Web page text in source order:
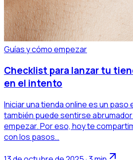
Guías y cómo empezar
Checklist para lanzar tu
en el intento
Iniciar una tienda online es un
también puede sentirse
empezar. Por eso, hoy te
con los pasos…